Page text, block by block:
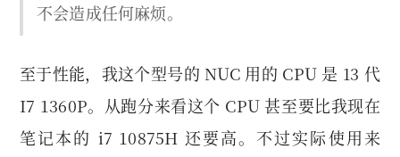
不会造成任何麻烦。
至于性能，我这个型号的 NUC 用的 CPU 是 13 代
I7 1360P。从跑分来看这个 CPU 甚至要比我现在
笔记本的 i7 10875H 还要高。不过实际使用来